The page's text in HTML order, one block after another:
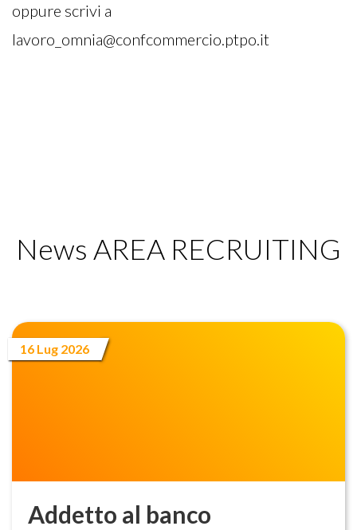
oppure scrivi a
lavoro_omnia@confcommercio.ptpo.it
News AREA RECRUITING
16 Lug 2026
Addetto al banco